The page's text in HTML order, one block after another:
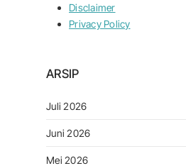
Disclaimer
Privacy Policy
ARSIP
Juli 2026
Juni 2026
Mei 2026